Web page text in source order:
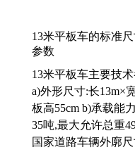
13米平板车的标准
参数
13米平板车主要技
a)外形尺寸:长13m×
板高55cm b)承载能
35吨,最大允许总重
国家道路车辆外廓